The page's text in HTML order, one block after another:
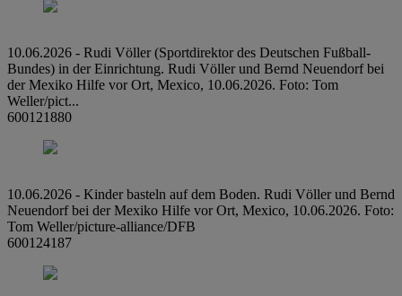
10.06.2026 - Rudi Völler (Sportdirektor des Deutschen Fußball-
Bundes) in der Einrichtung. Rudi Völler und Bernd Neuendorf bei
der Mexiko Hilfe vor Ort, Mexico, 10.06.2026. Foto: Tom
Weller/pict...
600121880
10.06.2026 - Kinder basteln auf dem Boden. Rudi Völler und Bernd
Neuendorf bei der Mexiko Hilfe vor Ort, Mexico, 10.06.2026. Foto:
Tom Weller/picture-alliance/DFB
600124187